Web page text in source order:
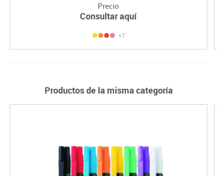
Precio
Consultar aquí
+7
Productos de la misma categoría